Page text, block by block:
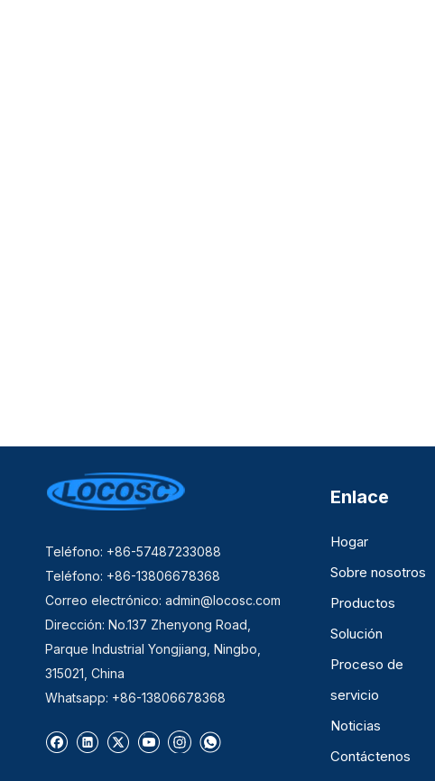
Teléfono: +86-57487233088
Teléfono: +86-13806678368
Correo electrónico: admin@locosc.com
Dirección: No.137 Zhenyong Road,
Parque Industrial Yongjiang, Ningbo,
315021, China
Whatsapp: +86-13806678368
Enlace
Hogar
Sobre nosotros
Productos
Solución
Proceso de
servicio
Noticias
Contáctenos